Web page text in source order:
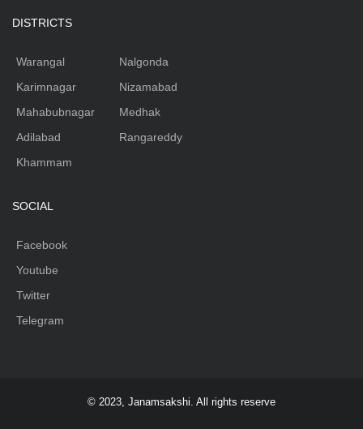
DISTRICTS
Warangal
Karimnagar
Mahabubnagar
Adilabad
Khammam
Nalgonda
Nizamabad
Medhak
Rangareddy
SOCIAL
Facebook
Youtube
Twitter
Telegram
© 2023, Janamsakshi. All rights reserve